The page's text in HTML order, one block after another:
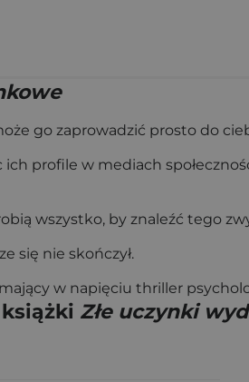
go zaprowadzić prosto do
profile w mediach
wszystko, by znaleźć tego
się nie skończył.
w napięciu thriller
Złe uczynki